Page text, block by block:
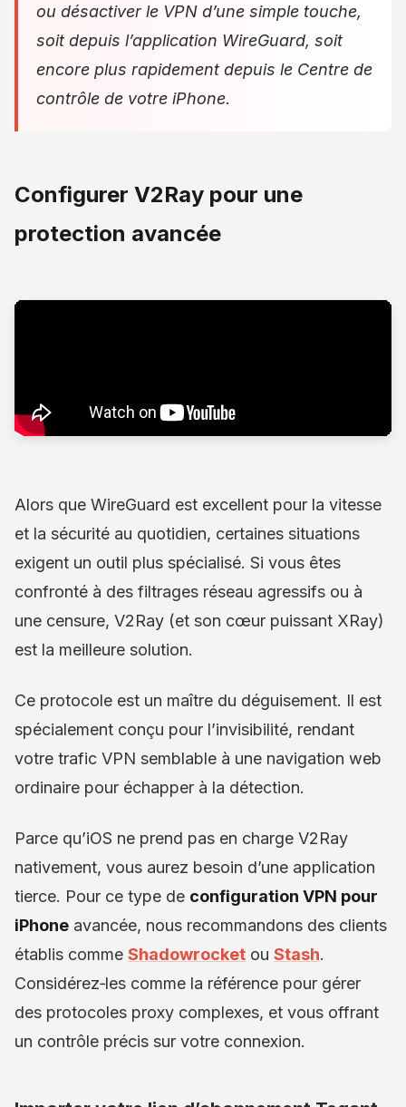
ou désactiver le VPN d’une simple touche,
soit depuis l’application WireGuard, soit
encore plus rapidement depuis le Centre de
contrôle de votre iPhone.
Configurer V2Ray pour une
protection avancée
Alors que WireGuard est excellent pour la vitesse
et la sécurité au quotidien, certaines situations
exigent un outil plus spécialisé. Si vous êtes
confronté à des filtrages réseau agressifs ou à
une censure, V2Ray (et son cœur puissant XRay)
est la meilleure solution.
Ce protocole est un maître du déguisement. Il est
spécialement conçu pour l’invisibilité, rendant
votre trafic VPN semblable à une navigation web
ordinaire pour échapper à la détection.
Parce qu’iOS ne prend pas en charge V2Ray
nativement, vous aurez besoin d’une application
tierce. Pour ce type de configuration VPN pour
iPhone avancée, nous recommandons des clients
établis comme Shadowrocket ou Stash.
Considérez‑les comme la référence pour gérer
des protocoles proxy complexes, et vous offrant
un contrôle précis sur votre connexion.